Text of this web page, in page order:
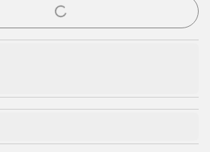
Anmelden oder Registrieren als